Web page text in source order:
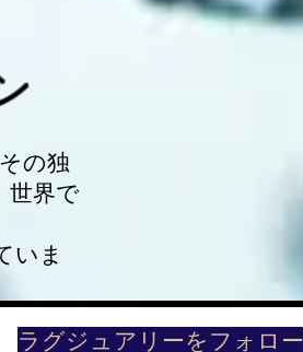
の独
世界で
いま
​ラグジュアリーをフォロー